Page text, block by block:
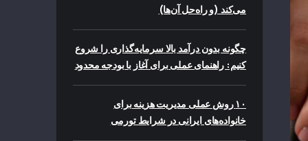
می‌کند (و راه‌حل آن‌ها)
چگونه بدون درآمد بالا سرمایه‌گذاری را شروع
کنیم: راهنمای عملی برای آغاز با بودجه محدود
۱۰ روش عملی مدیریت هزینه برای
خانواده‌های ایرانی در شرایط تورمی